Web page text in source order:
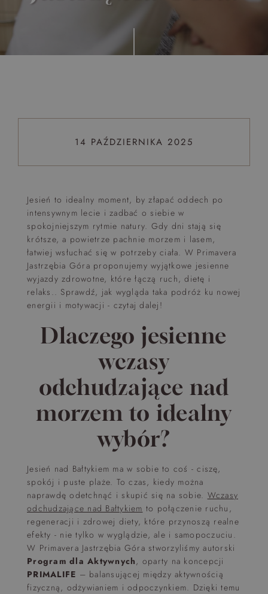
WAKACJE nad morzem - Wyspa Skarbów - Pełne
14 PAŹDZIERNIKA 2025
Jesień to idealny moment, by złapać oddech po
intensywnym lecie i zadbać o siebie w
spokojniejszym rytmie natury. Gdy dni stają się
krótsze, a powietrze pachnie morzem i lasem,
łatwiej wsłuchać się w potrzeby ciała. W Primavera
Jastrzębia Góra proponujemy wyjątkowe jesienne
wyjazdy zdrowotne, które łączą ruch, dietę i
relaks.. Sprawdź, jak wygląda taka podróż ku nowej
energii i motywacji - czytaj dalej!
Dlaczego jesienne
wczasy
odchudzające nad
morzem to idealny
wybór?
Jesień nad Bałtykiem ma w sobie to coś - ciszę,
spokój i puste plaże. To czas, kiedy można
naprawdę odetchnąć i skupić się na sobie. Wczasy
odchudzające nad Bałtykiem to połączenie ruchu,
regeneracji i zdrowej diety, które przynoszą realne
efekty - nie tylko w wyglądzie, ale i samopoczuciu.
W Primavera Jastrzębia Góra stworzyliśmy autorski
Program dla Aktywnych, oparty na koncepcji
PRIMALIFE – balansującej między aktywnością
fizyczną, odżywianiem i odpoczynkiem. Dzięki temu